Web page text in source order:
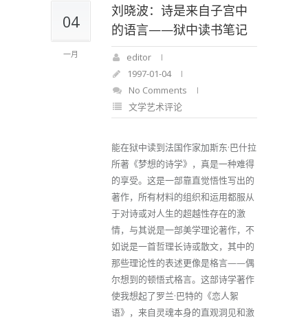
04
一月
刘晓波：诗是来自子宫中
的语言——狱中读书笔记
editor
1997-01-04
No Comments
文学艺术评论
能在狱中读到法国作家加斯东·巴什拉
所著《梦想的诗学》，真是一种难得
的享受。这是一部靠直觉悟性写出的
著作，所有材料的组织和运用都服从
于对诗或对人生的超越性存在的激
情，与其说是一部美学理论著作，不
如说是一首哲理长诗或散文，其中的
那些理论性的表述更像是格言——偶
尔想到的顿悟式格言。这部诗学著作
使我想起了罗兰·巴特的《恋人絮
语》，来自灵魂本身的直观洞见和激